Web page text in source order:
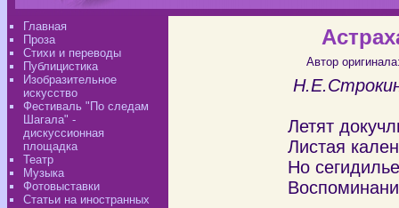
Главная
Проза
Стихи и переводы
Публицистика
Изобразительное
искусство
Фестиваль "По следам
Шагала" -
дискуссионная
площадка
Театр
Музыка
Фотовыставки
Статьи на иностранных
Автор
Летят
Листая
Но